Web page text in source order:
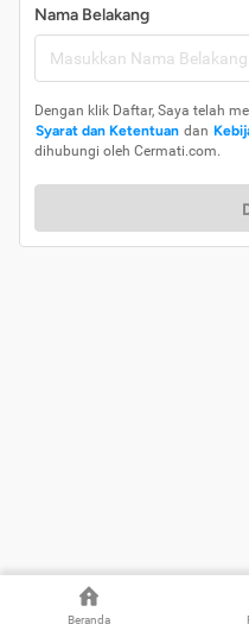
Beranda
Nama Belakang
Dengan klik Daftar, Saya telah
Syarat dan Ketentuan dan
dihubungi oleh Cermati.com.